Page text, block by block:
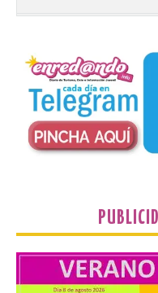
a pie o en
vehículo
eclipse
8 Ago 2026
El TUS
que
reforzará la movilidad
especial de lanzaderas
a Ciriego. El